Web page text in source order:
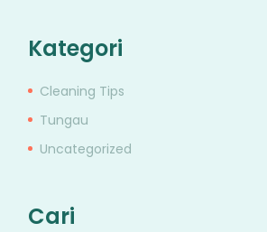
Kategori
Cleaning Tips
Tungau
Uncategorized
Cari